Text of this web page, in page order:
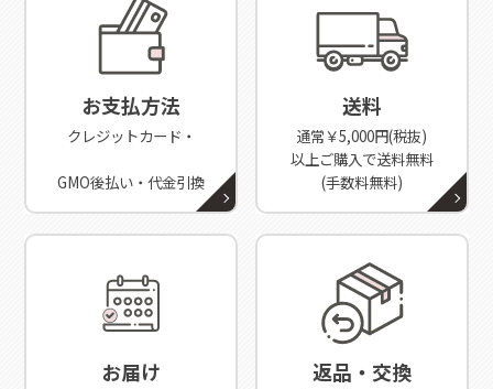
お支払方法
クレジットカード・
GMO後払い・代金引換
送料
通常￥5,000円(税抜)
以上ご購入で送料無料
(手数料無料)
お届け 返品・交換